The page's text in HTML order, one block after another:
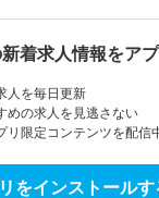
着求人情報をア
人を毎日更新
めの求人を見逃さない
リ限定コンテンツを配信
をインストールす